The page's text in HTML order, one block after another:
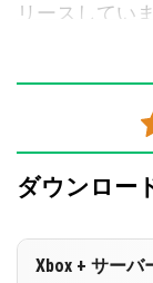
リースしてい
1.13.0.9には
されています:
が含まれてい
重要な変更の1
取り付けるこ
れを待ち望ん
ダウンロー
Xbox + サーバ